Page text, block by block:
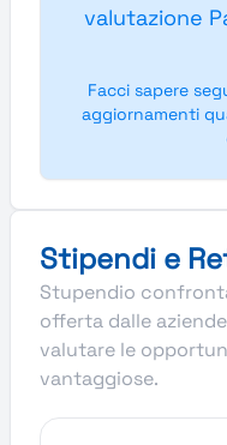
valutazione
Facci sapere
aggiornamenti
Stipendi e
Stupendio
offerta dalle
valutare le
vantaggiose.